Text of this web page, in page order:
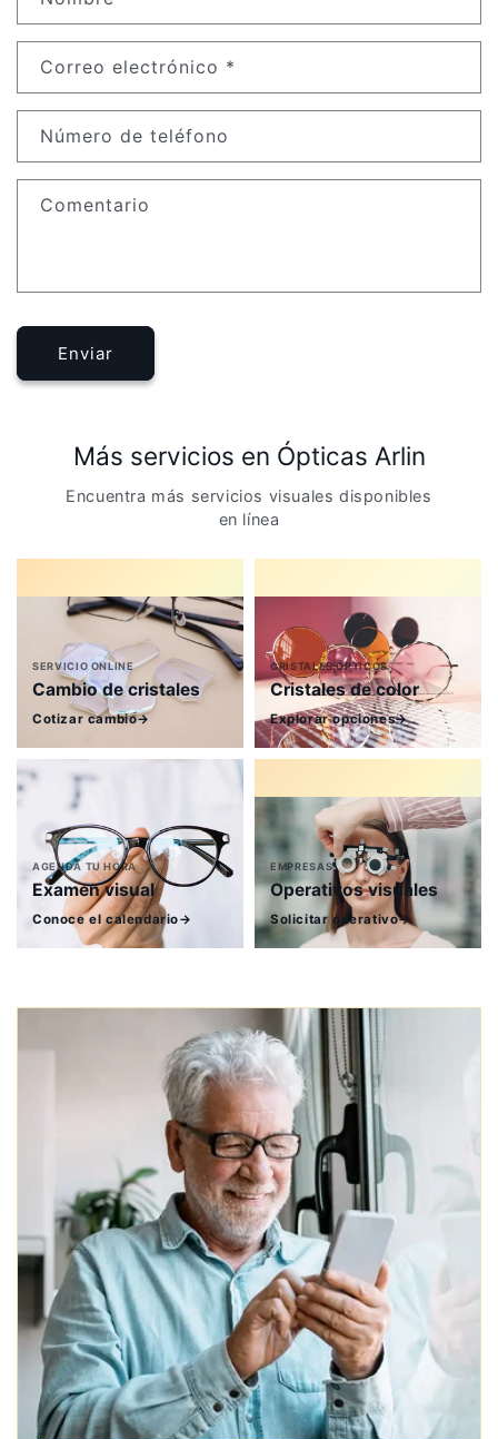
Correo electrónico *
Número de teléfono
Comentario
Enviar
Más servicios en Ópticas Arlin
Encuentra más servicios visuales disponibles
en línea
SERVICIO ONLINE
Cambio de cristales
Cotizar cambio→
CRISTALES ÓPTICOS
Cristales de color
Explorar opciones→
AGENDA TU HORA
Examen visual
Conoce el calendario→
EMPRESAS
Operativos visuales
Solicitar operativo→